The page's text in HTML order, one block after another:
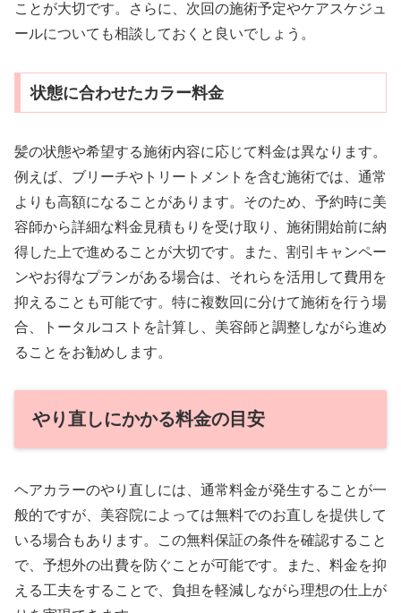
ことが大切です。さらに、次回の施術予定やケアスケジュ
ールについても相談しておくと良いでしょう。
状態に合わせたカラー料金
髪の状態や希望する施術内容に応じて料金は異なります。
例えば、ブリーチやトリートメントを含む施術では、通常
よりも高額になることがあります。そのため、予約時に美
容師から詳細な料金見積もりを受け取り、施術開始前に納
得した上で進めることが大切です。また、割引キャンペー
ンやお得なプランがある場合は、それらを活用して費用を
抑えることも可能です。特に複数回に分けて施術を行う場
合、トータルコストを計算し、美容師と調整しながら進め
ることをお勧めします。
やり直しにかかる料金の目安
ヘアカラーのやり直しには、通常料金が発生することが一
般的ですが、美容院によっては無料でのお直しを提供して
いる場合もあります。この無料保証の条件を確認すること
で、予想外の出費を防ぐことが可能です。また、料金を抑
える工夫をすることで、負担を軽減しながら理想の仕上が